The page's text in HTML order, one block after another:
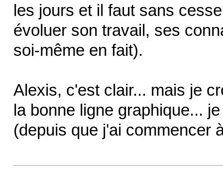
les jours et il faut sans
évoluer son travail, ses
soi-même en fait).
Alexis, c'est clair... mais je
la bonne ligne graphique...
(depuis que j'ai commencer